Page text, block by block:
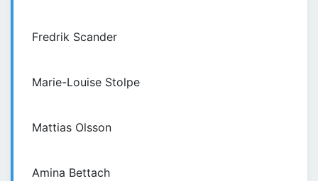
Fredrik Scander
Marie-Louise Stolpe
Mattias Olsson
Amina Bettach